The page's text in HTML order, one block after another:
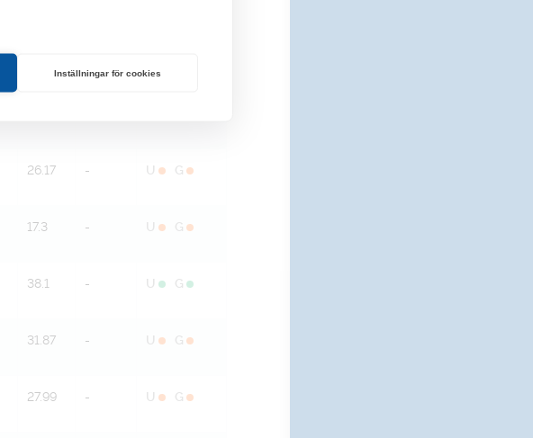
Inställningar för cookies
26.17 - U G
17.3 - U G
38.1 - U G
31.87 - U G
27.99 - U G